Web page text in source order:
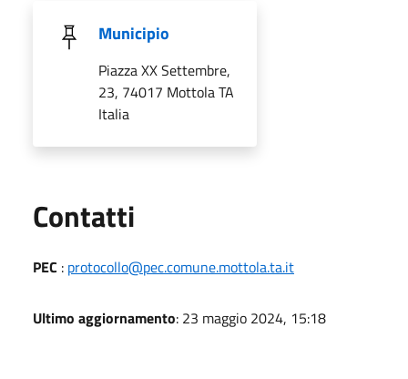
Municipio
Piazza XX Settembre,
23, 74017 Mottola TA
Italia
Contatti
PEC : protocollo@pec.comune.mottola.ta.it
Ultimo aggiornamento: 23 maggio 2024, 15:18